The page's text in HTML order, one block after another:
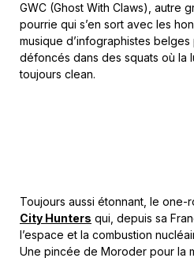
GWC (Ghost With Claws), autre
pourrie qui s’en sort avec les
musique d’infographistes belges
défoncés dans des squats où la
toujours clean.
Toujours aussi étonnant, le one-
City Hunters qui, depuis sa
l’espace et la combustion
Une pincée de Moroder pour la